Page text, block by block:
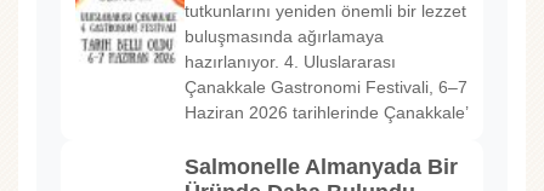
tutkunlarını yeniden önemli bir lezzet
buluşmasında ağırlamaya
hazırlanıyor. 4. Uluslararası
Çanakkale Gastronomi Festivali, 6–7
Haziran 2026 tarihlerinde Çanakkale’
Salmonelle Almanyada Bir